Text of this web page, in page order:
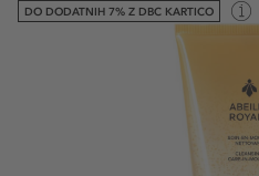
DO DODATNIH 7% Z DBC KARTICO